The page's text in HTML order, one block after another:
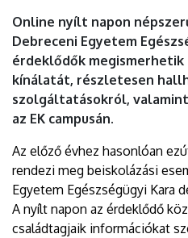
Online nyílt napon
Debreceni Egyetem
érdeklődők megismerhetik
kínálatát, részletesen
szolgáltatásokról,
az EK campusán.
Az előző évhez hasonlóan
rendezi meg beiskolázási
Egyetem Egészségügyi Kara
A nyílt napon az érdeklődő
családtagjaik információkat